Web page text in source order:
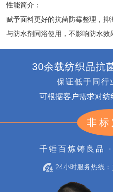
性能简介：
赋予面料更好的抗菌防霉整理，抑
与防水剂同浴使用，不影响防水效
30余载纺织品抗
保证低于同行
可根据客户需求对
非标
千锤百炼铸良品
24小时服务热线：